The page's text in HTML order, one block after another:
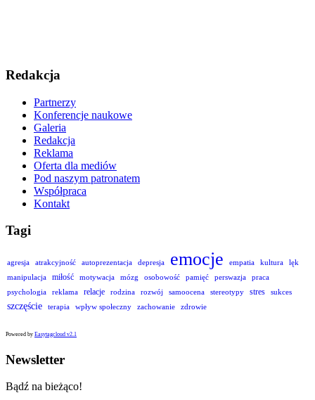
Redakcja
Partnerzy
Konferencje naukowe
Galeria
Redakcja
Reklama
Oferta dla mediów
Pod naszym patronatem
Współpraca
Kontakt
Tagi
agresja atrakcyjność autoprezentacja depresja emocje empatia kultura
lęk
manipulacja
miłość motywacja mózg osobowość pamięć perswazja
praca
psychologia
reklama relacje rodzina rozwój samoocena stereotypy stres sukces
szczęście terapia wpływ społeczny zachowanie zdrowie
Powered by Easytagcloud v2.1
Newsletter
Bądź na bieżąco!